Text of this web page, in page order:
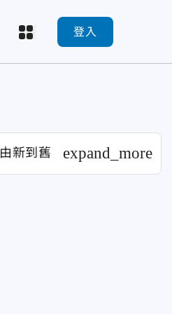
登入
由新到舊 expand_more